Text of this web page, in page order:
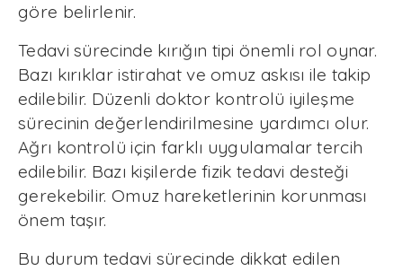
göre belirlenir.
Tedavi sürecinde kırığın tipi önemli rol oynar.
Bazı kırıklar istirahat ve omuz askısı ile takip
edilebilir. Düzenli doktor kontrolü iyileşme
sürecinin değerlendirilmesine yardımcı olur.
Ağrı kontrolü için farklı uygulamalar tercih
edilebilir. Bazı kişilerde fizik tedavi desteği
gerekebilir. Omuz hareketlerinin korunması
önem taşır.
Bu durum tedavi sürecinde dikkat edilen